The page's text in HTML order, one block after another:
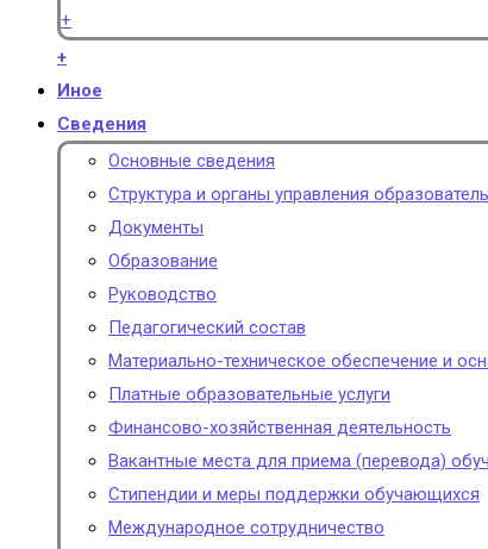
+
+
Иное
Сведения
Основные сведения
Структура и органы управления
Документы
Образование
Руководство
Педагогический состав
Материально-техническое обеспечение и
Платные образовательные услуги
Финансово-хозяйственная деятельность
Вакантные места для приема (перевода)
Стипендии и меры поддержки обучающихся
Международное сотрудничество